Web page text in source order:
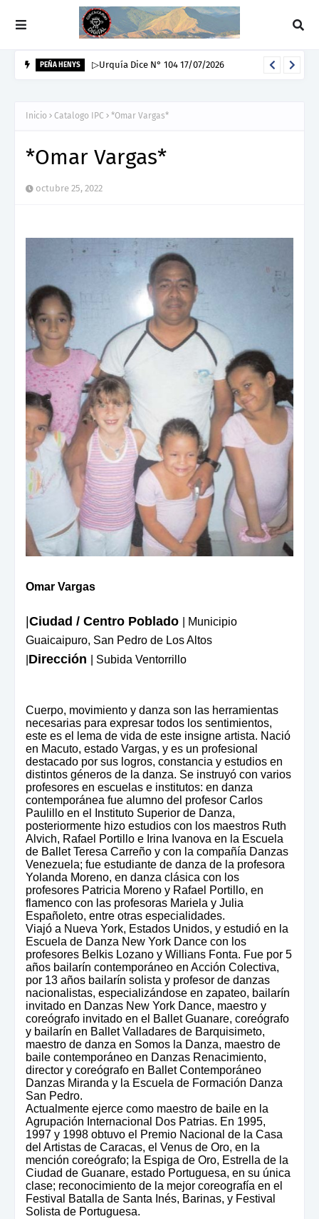
PEÑA HENYS ▷Urquía Dice N° 104 17/07/2026
Inicio Catalogo IPC *Omar Vargas*
*Omar Vargas*
octubre 25, 2022
Omar Vargas
Ciudad / Centro Poblado
| Municipio
Guaicaipuro, San Pedro de Los Altos
Dirección | Subida Ventorrillo
Cuerpo, movimiento y danza son las herramientas
necesarias para expresar todos los sentimientos,
este es el lema de vida de este insigne artista. Nació
en Macuto, estado Vargas, y es un profesional
destacado por sus logros, constancia y estudios en
distintos géneros de la danza. Se instruyó con varios
profesores en escuelas e institutos: en danza
contemporánea fue alumno del profesor Carlos
Paulillo en el Instituto Superior de Danza,
posteriormente hizo estudios con los maestros Ruth
Alvich, Rafael Portillo e Irina Ivanova en la Escuela
de Ballet Teresa Carreño y con la compañía Danzas
Venezuela; fue estudiante de danza de la profesora
Yolanda Moreno, en danza clásica con los
profesores Patricia Moreno y Rafael Portillo, en
flamenco con las profesoras Mariela y Julia
Españoleto, entre otras especialidades.
Viajó a Nueva York, Estados Unidos, y estudió en la
Escuela de Danza New York Dance con los
profesores Belkis Lozano y Willians Fonta. Fue por 5
años bailarín contemporáneo en Acción Colectiva,
por 13 años bailarín solista y profesor de danzas
nacionalistas, especializándose en zapateo, bailarín
invitado en Danzas New York Dance, maestro y
coreógrafo invitado en el Ballet Guanare, coreógrafo
y bailarín en Ballet Valladares de Barquisimeto,
maestro de danza en Somos la Danza, maestro de
baile contemporáneo en Danzas Renacimiento,
director y coreógrafo en Ballet Contemporáneo
Danzas Miranda y la Escuela de Formación Danza
San Pedro.
Actualmente ejerce como maestro de baile en la
Agrupación Internacional Dos Patrias. En 1995,
1997 y 1998 obtuvo el Premio Nacional de la Casa
del Artistas de Caracas, el Venus de Oro, en la
mención coreógrafo; la Espiga de Oro, Estrella de la
Ciudad de Guanare, estado Portuguesa, en su única
clase; reconocimiento de la mejor coreografía en el
Festival Batalla de Santa Inés, Barinas, y Festival
Solista de Portuguesa.